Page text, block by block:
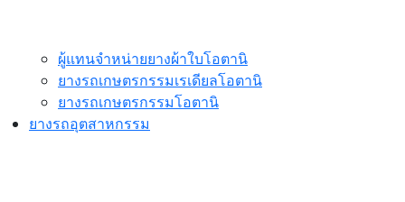
ผู้แทนจำหน่ายยางผ้าใบโอตานิ
ยางรถเกษตรกรรมเรเดียลโอตานิ
ยางรถเกษตรกรรมโอตานิ
ยางรถอุตสาหกรรม